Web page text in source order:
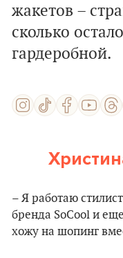
жакетов –
сколько
гардеробной.
– Я работаю
бренда SoCool и
хожу на шопинг